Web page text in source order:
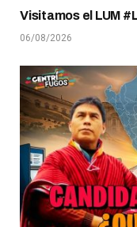
Visitamos el LUM
06/08/2026